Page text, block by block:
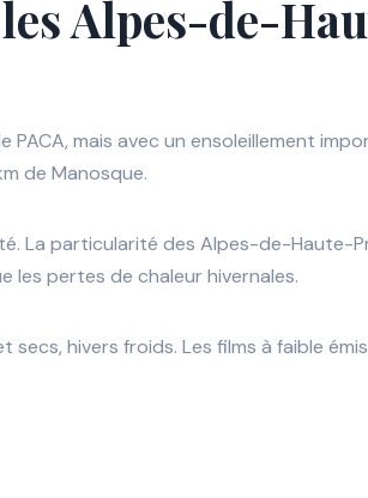
Alpes-de-
mais avec un ensoleillement
de Manosque.
La particularité des Alpes-de-Haute-
les pertes de chaleur hivernales.
hivers froids. Les films à faible